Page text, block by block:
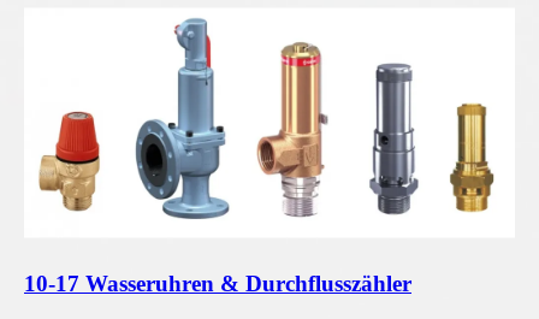
10-17 Wasseruhren & Durchflusszähler